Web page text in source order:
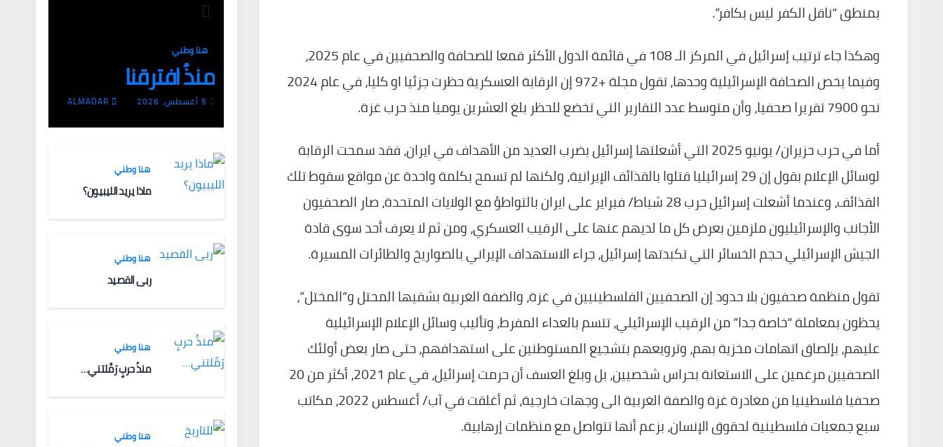
بمنطق “ناقل الكفر ليس بكافر”.
وهكذا جاء ترتيب إسرائيل في المركز الـ 108 في قائمة الدول الأكثر قمعا للصحافة والصحفيين في عام 2025،
وفيما يخص الصحافة الإسرائيلية وحدها، تقول مجلة +972 إن الرقابة العسكرية حظرت جزئيا او كليا، في عام 2024
نحو 7900 تقريرا صحفيا، وأن متوسط عدد التقارير التي تخضع للحظر بلغ العشرين يوميا منذ حرب غزة.
أما في حرب حزيران/ يونيو 2025 التي أشعلتها إسرائيل بضرب العديد من الأهداف في ايران، فقد سمحت الرقابة
لوسائل الإعلام بقول إن 29 إسرائيليا قتلوا بالقذائف الإيرانية، ولكنها لم تسمح بكلمة واحدة عن مواقع سقوط تلك
القذائف، وعندما أشعلت إسرائيل حرب 28 شباط/ فبراير على ايران بالتواطؤ مع الولايات المتحدة، صار الصحفيون
الأجانب والإسرائيليون ملزمين بعرض كل ما لديهم عنها على الرقيب العسكري، ومن ثم لا يعرف أحد سوى قادة
الجيش الإسرائيلي حجم الخسائر التي تكبدتها إسرائيل، جراء الاستهداف الإيراني بالصواريخ والطائرات المسيرة.
تقول منظمة صحفيون بلا حدود إن الصحفيين الفلسطينيين في غزة، والضفة الغربية بشقيها المحتل و”المختل”،
يحظون بمعاملة “خاصة جدا” من الرقيب الإسرائيلي، تتسم بالعداء المفرط، وتأليب وسائل الإعلام الإسرائيلية
عليهم، بإلصاق اتهامات مخزية بهم، وترويعهم بتشجيع المستوطنين على استهدافهم، حتى صار بعض أولئك
الصحفيين مرغمين على الاستعانة بحراس شخصيين، بل وبلغ العسف أن حرمت إسرائيل، في عام 2021، أكثر من 20
صحفيا فلسطينيا من مغادرة غزة والضفة الغربية الى وجهات خارجية، ثم أغلقت في آب/ أغسطس 2022، مكاتب
سبع جمعيات فلسطينية لحقوق الإنسان، بزعم أنها تتواصل مع منظمات إرهابية.
هنا وطني
منذُ افترقنا
5 أغسطس، 2026 ALMADAR
هنا وطني
ماذا يريد الليبيون؟
هنا وطني
ربى القصيد
هنا وطني
منذُ حربٍ رَمَّلتني…
هنا وطني